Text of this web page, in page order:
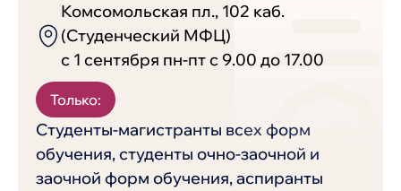
Комсомольская пл., 102 каб.
(Cтуденческий МФЦ)
c 1 сентября пн-пт с 9.00 до 17.00
Только:
Студенты-магистранты всех форм
обучения, студенты очно-заочной и
заочной форм обучения, аспиранты